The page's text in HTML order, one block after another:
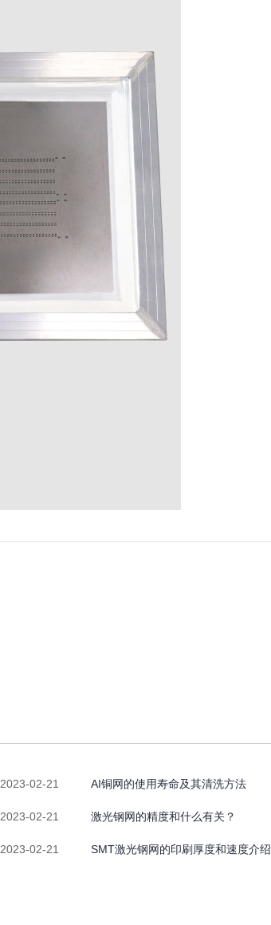
2023-02-21 AI铜网的使用寿命及其清洗方法
2023-02-21 激光钢网的精度和什么有关？
2023-02-21 SMT激光钢网的印刷厚度和速度介绍